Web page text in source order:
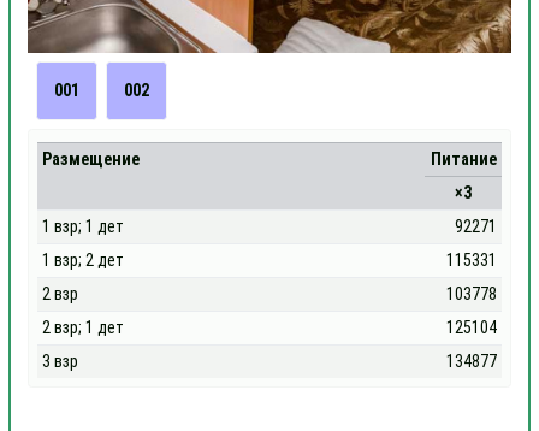
001 002
Размещение
Питание
×3
1 взр; 1 дет
92271
1 взр; 2 дет
115331
2 взр
103778
2 взр; 1 дет
125104
3 взр
134877